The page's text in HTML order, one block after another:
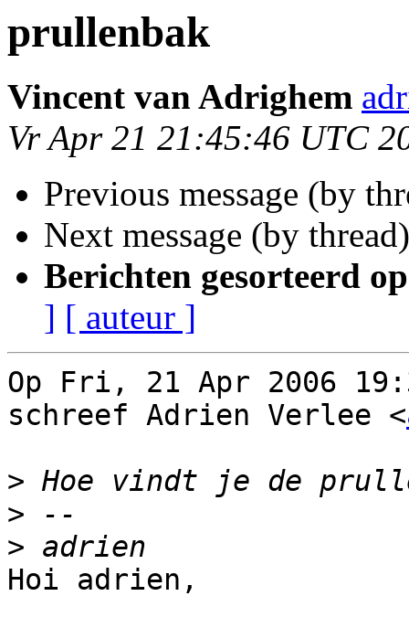
prullenbak
Vincent van Adrighem
Vr Apr 21 21:45:46 UTC
Previous message (by
Next message (by
Berichten gesorteerd
] [ auteur ]
Op Fri, 21 Apr 2006
schreef Adrien Verlee <
>
>
>
Hoi adrien,